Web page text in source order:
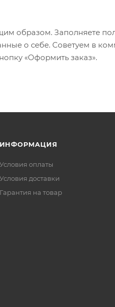
образом. Заполняете
о себе. Советуем в
«Оформить заказ».
ИНФОРМАЦИЯ
Условия оплаты
Условия доставки
Гарантия на товар